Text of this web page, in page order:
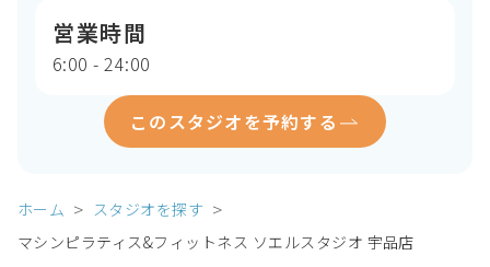
営業時間
6:00 - 24:00
このスタジオを予約する
ホーム
スタジオを探す
マシンピラティス&フィットネス ソエルスタジオ 宇品店